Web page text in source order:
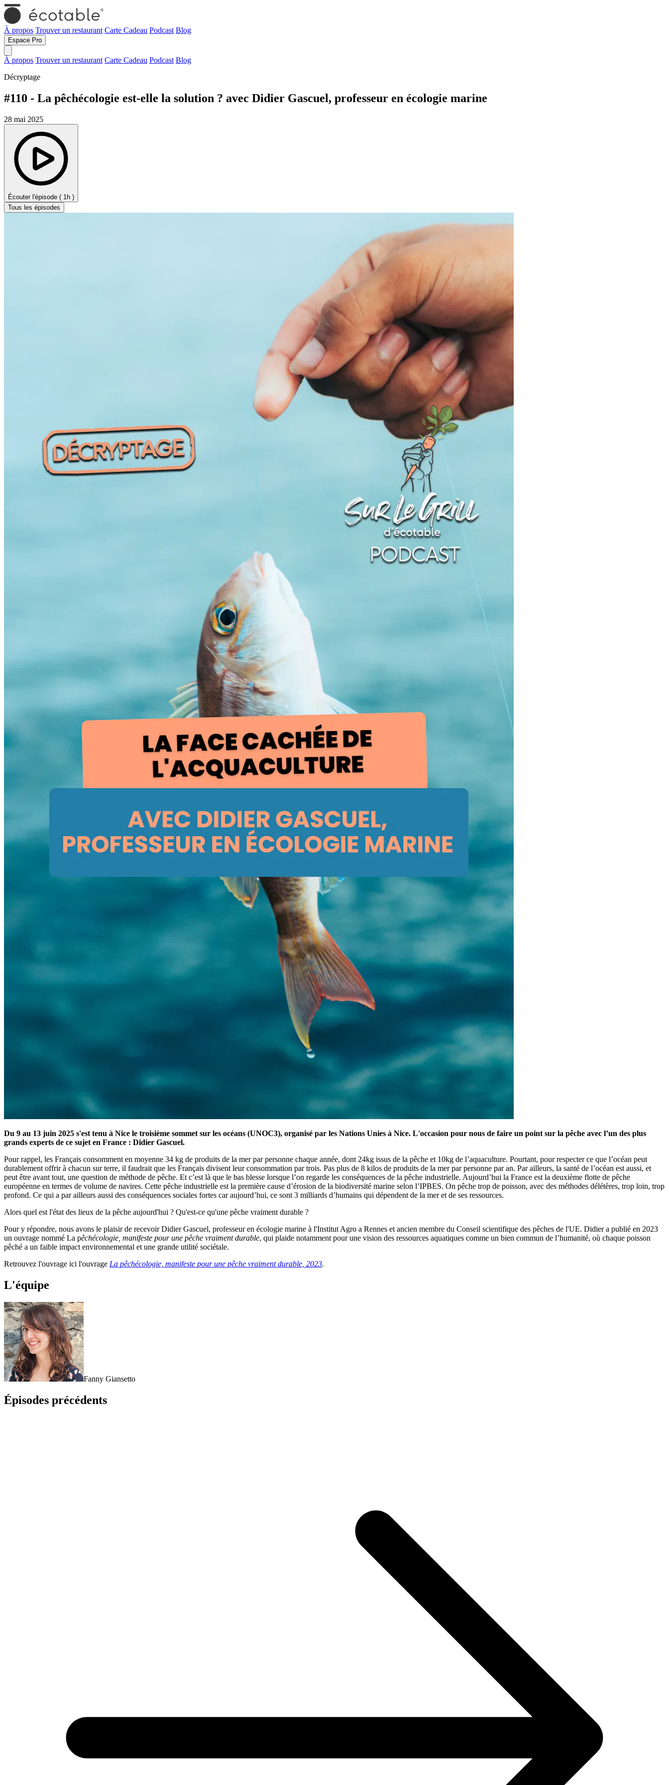
À propos Trouver un restaurant Carte Cadeau Podcast Blog
Espace Pro
À propos Trouver un restaurant Carte Cadeau Podcast Blog
Décryptage
#110 - La pêchécologie est-elle la solution ? avec Didier Gascuel, professeur en écologie marine
28 mai 2025
Écouter l'épisode ( 1h )
Tous les épisodes
Du 9 au 13 juin 2025 s'est tenu à Nice le troisième sommet sur les océans (UNOC3), organisé par les Nations Unies à Nice. L'occasion pour nous de faire un point sur la pêche avec l’un des plus
grands experts de ce sujet en France : Didier Gascuel.
Pour rappel, les Français consomment en moyenne 34 kg de produits de la mer par personne chaque année, dont 24kg issus de la pêche et 10kg de l’aquaculture. Pourtant, pour respecter ce que l’océan peut
durablement offrir à chacun sur terre, il faudrait que les Français divisent leur consommation par trois. Pas plus de 8 kilos de produits de la mer par personne par an. Par ailleurs, la santé de l’océan est aussi, et
peut être avant tout, une question de méthode de pêche. Et c’est là que le bas blesse lorsque l’on regarde les conséquences de la pêche industrielle. Aujourd’hui la France est la deuxième flotte de pêche
européenne en termes de volume de navires. Cette pêche industrielle est la première cause d’érosion de la biodiversité marine selon l’IPBES. On pêche trop de poisson, avec des méthodes délétères, trop loin, trop
profond. Ce qui a par ailleurs aussi des conséquences sociales fortes car aujourd’hui, ce sont 3 milliards d’humains qui dépendent de la mer et de ses ressources.
Alors quel est l'état des lieux de la pêche aujourd'hui ? Qu'est-ce qu'une pêche vraiment durable ?
Pour y répondre, nous avons le plaisir de recevoir Didier Gascuel, professeur en écologie marine à l'Institut Agro a Rennes et ancien membre du Conseil scientifique des pêches de l'UE. Didier a publié en 2023
un ouvrage nommé La pêchécologie, manifeste pour une pêche vraiment durable, qui plaide notamment pour une vision des ressources aquatiques comme un bien commun de l’humanité, où chaque poisson
pêché a un faible impact environnemental et une grande utilité sociétale.
Retrouvez l'ouvrage ici l'ouvrage La pêchécologie, manifeste pour une pêche vraiment durable, 2023.
L'équipe
Fanny Giansetto
Épisodes précédents